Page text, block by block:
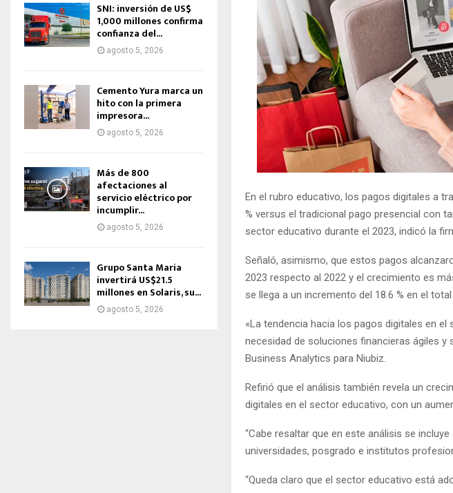
En el rubro educativo, los pagos digitales a
% versus el tradicional pago presencial con
sector educativo durante el 2023, indicó la
Señaló, asimismo, que estos pagos
2023 respecto al 2022 y el crecimiento es
se llega a un incremento del 18.6 % en el
«La tendencia hacia los pagos digitales en
necesidad de soluciones financieras ágiles y
Business Analytics para Niubiz.
Refirió que el análisis también revela un
digitales en el sector educativo, con un
“Cabe resaltar que en este análisis se
universidades, posgrado e institutos
“Queda claro que el sector educativo está
SNI: inversión de US$
1,000 millones confirma
confianza del...
agosto 5, 2026
Cemento Yura marca un
hito con la primera
impresora...
agosto 5, 2026
Más de 800
afectaciones al
servicio eléctrico por
incumplir...
agosto 5, 2026
Grupo Santa Maria
invertirá US$21.5
millones en Solaris, su...
agosto 5, 2026